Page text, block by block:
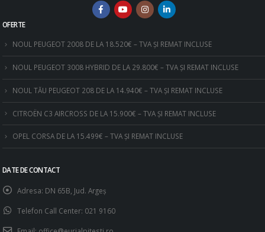
OFERTE
NOUL PEUGEOT 2008 DE LA 18.520€ – TVA ȘI REMAT INCLUSE
NOUL PEUGEOT 3008 HYBRID DE LA 29.800€ – TVA ȘI REMAT INCLUSE
NOUL TĂU PEUGEOT 208 DE LA 14.940€ – TVA ȘI REMAT INCLUSE
CITROËN C3 AIRCROSS DE LA 15.900€ – TVA ȘI REMAT INCLUSE
OPEL CORSA DE LA 15.499€ – TVA ȘI REMAT INCLUSE
DATE DE CONTACT
Adresa: DN 65B, Jud. Argeş
Telefon Call Center: 021 9160